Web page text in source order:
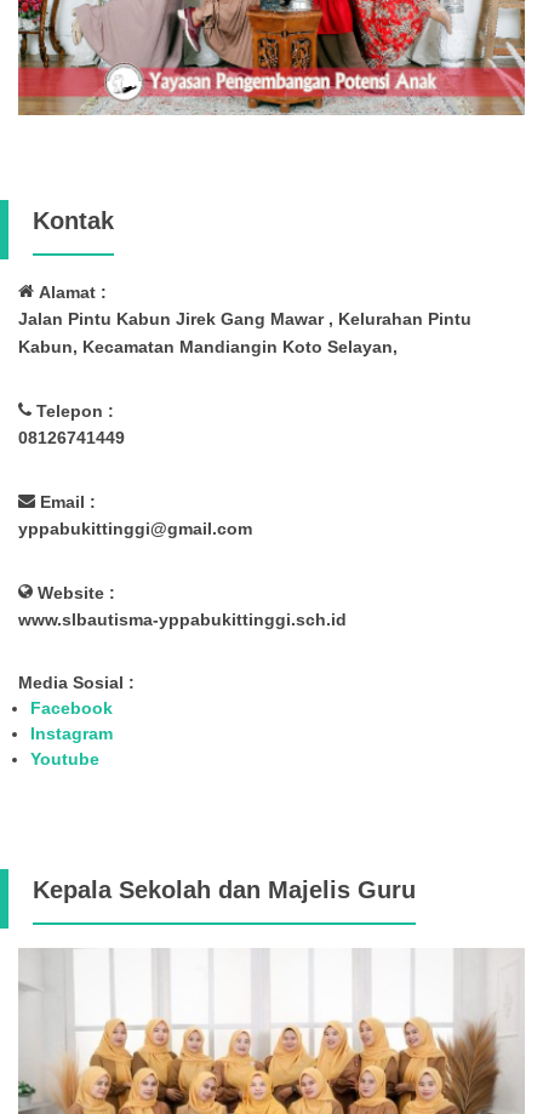
Kontak
Alamat :
Jalan Pintu Kabun Jirek Gang Mawar , Kelurahan Pintu
Kabun, Kecamatan Mandiangin Koto Selayan,
Telepon :
08126741449
Email :
yppabukittinggi@gmail.com
Website :
www.slbautisma-yppabukittinggi.sch.id
Media Sosial :
Facebook
Instagram
Youtube
Kepala Sekolah dan Majelis Guru